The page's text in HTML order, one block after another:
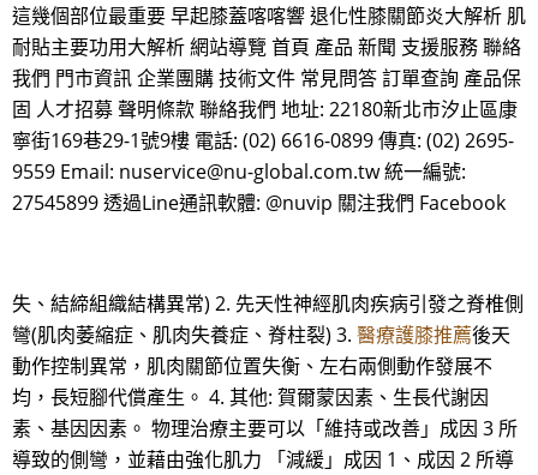
這幾個部位最重要 早起膝蓋喀喀響 退化性膝關節炎大解析 肌
耐貼主要功用大解析 網站導覽 首頁 產品 新聞 支援服務 聯絡
我們 門市資訊 企業團購 技術文件 常見問答 訂單查詢 產品保
固 人才招募 聲明條款 聯絡我們 地址: 22180新北市汐止區康
寧街169巷29-1號9樓 電話: (02) 6616-0899 傳真: (02) 2695-
9559 Email: nuservice@nu-global.com.tw 統一編號:
27545899 透過Line通訊軟體: @nuvip 關注我們 Facebook
失、結締組織結構異常) 2. 先天性神經肌肉疾病引發之脊椎側
彎(肌肉萎縮症、肌肉失養症、脊柱裂) 3. 醫療護膝推薦後天
動作控制異常，肌肉關節位置失衡、左右兩側動作發展不
均，長短腳代償產生。 4. 其他: 賀爾蒙因素、生長代謝因
素、基因因素。 物理治療主要可以「維持或改善」成因 3 所
導致的側彎，並藉由強化肌力 「減緩」成因 1、成因 2 所導